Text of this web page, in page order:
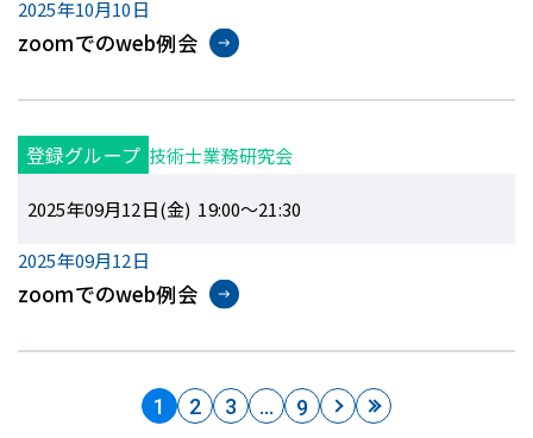
2025年10月10日
zoomでのweb例会
登録グループ 技術士業務研究会
2025年09月12日(金) 19:00～21:30
2025年09月12日
zoomでのweb例会
1 2 3 … 9